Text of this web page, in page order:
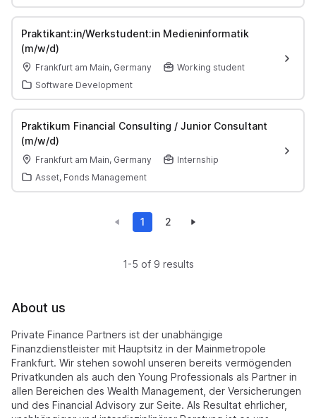
Praktikant:in/Werkstudent:in Medieninformatik
(m/w/d)
Frankfurt am Main, Germany
Working student
Software Development
Praktikum Financial Consulting / Junior Consultant
(m/w/d)
Frankfurt am Main, Germany
Internship
Asset, Fonds Management
1 2
1-5 of 9 results
About us
Private Finance Partners ist der unabhängige
Finanzdienstleister mit Hauptsitz in der Mainmetropole
Frankfurt. Wir stehen sowohl unseren bereits vermögenden
Privatkunden als auch den Young Professionals als Partner in
allen Bereichen des Wealth Management, der Versicherungen
und des Financial Advisory zur Seite. Als Resultat ehrlicher,